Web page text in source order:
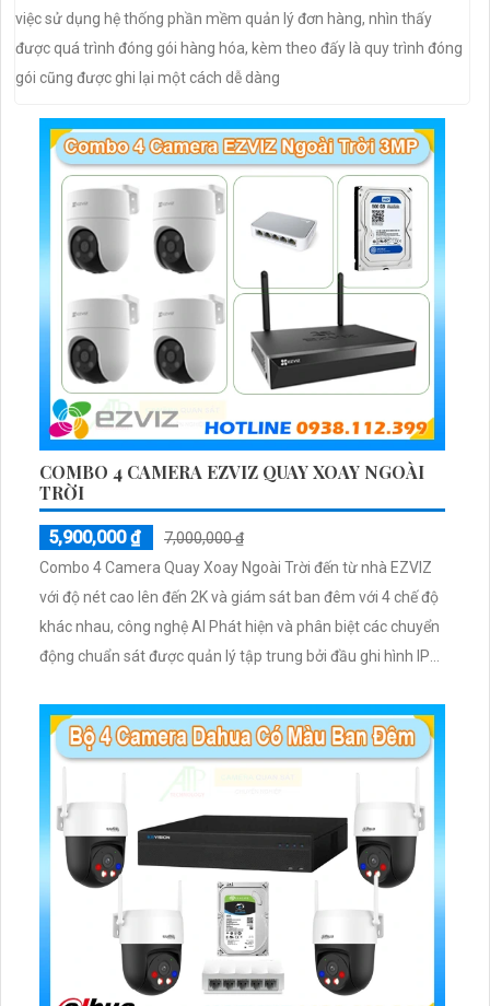
việc sử dụng hệ thống phần mềm quản lý đơn hàng, nhìn thấy
được quá trình đóng gói hàng hóa, kèm theo đấy là quy trình đóng
gói cũng được ghi lại một cách dễ dàng
COMBO 4 CAMERA EZVIZ QUAY XOAY NGOÀI
TRỜI
5,900,000 ₫
7,000,000 ₫
Combo 4 Camera Quay Xoay Ngoài Trời đến từ nhà EZVIZ
với độ nét cao lên đến 2K và giám sát ban đêm với 4 chế độ
khác nhau, công nghệ AI Phát hiện và phân biệt các chuyển
động chuẩn sát được quản lý tập trung bởi đầu ghi hình IP